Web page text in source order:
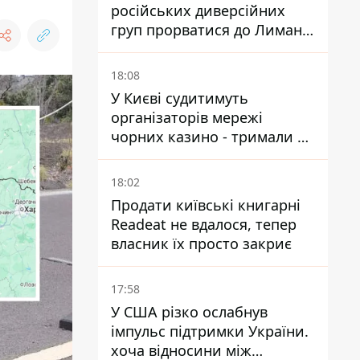
російських диверсійних
груп прорватися до Лимана
- Трегубов
18:08
У Києві судитимуть
організаторів мережі
чорних казино - тримали 39
закладів
18:02
Продати київські книгарні
Readeat не вдалося, тепер
власник їх просто закриє
17:58
У США різко ослабнув
імпульс підтримки України.
хоча відносини між